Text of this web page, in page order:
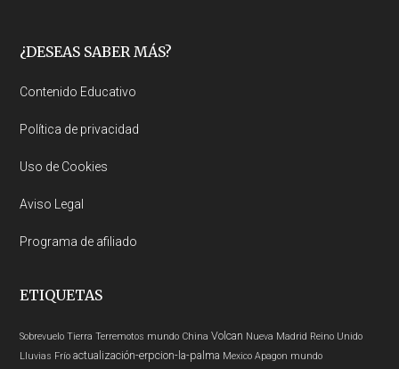
Footer
¿DESEAS SABER MÁS?
Contenido Educativo
Política de privacidad
Uso de Cookies
Aviso Legal
Programa de afiliado
ETIQUETAS
Sobrevuelo Tierra Terremotos mundo China Volcan Nueva Madrid Reino Unido
Lluvias Frío actualización-erpcion-la-palma Mexico Apagon mundo